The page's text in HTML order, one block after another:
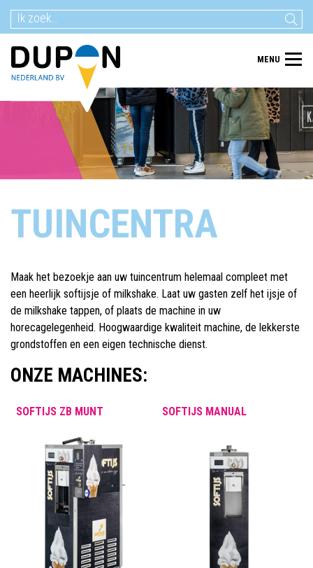
TUINCENTRA
Maak het bezoekje aan uw tuincentrum helemaal compleet met
een heerlijk softijsje of milkshake. Laat uw gasten zelf het ijsje of
de milkshake tappen, of plaats de machine in uw
horecagelegenheid. Hoogwaardige kwaliteit machine, de lekkerste
grondstoffen en een eigen technische dienst.
ONZE MACHINES:
SOFTIJS ZB MUNT SOFTIJS MANUAL